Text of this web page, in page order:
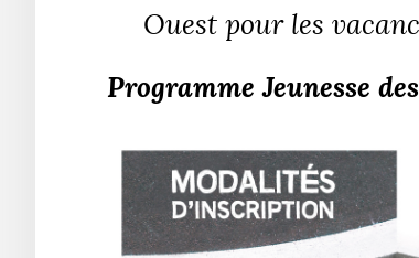
Ouest pour les
Programme Jeunesse